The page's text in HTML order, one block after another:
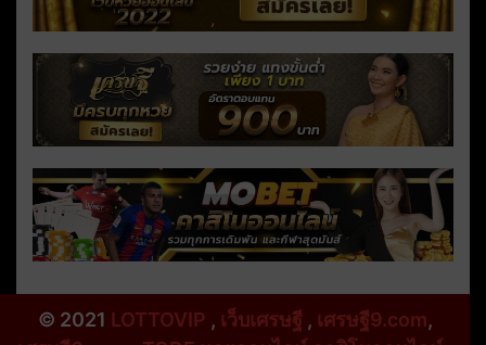
© 2021 LOTTOVIP , เว็บเศรษฐี, เศรษฐี9.com,